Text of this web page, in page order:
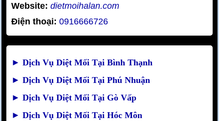
Website: dietmoihalan.com
Điện thoại: 0916666726
► Dịch Vụ Diệt Mối Tại Bình Thạnh
► Dịch Vụ Diệt Mối Tại Phú Nhuận
► Dịch Vụ Diệt Mối Tại Gò Vấp
► Dịch Vụ Diệt Mối Tại Hóc Môn